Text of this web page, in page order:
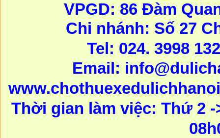
VPGD: 86 Đàm
Chi nhánh: Số 27
Tel: 024. 3998
Email:
Thời gian làm việc: Thứ 2